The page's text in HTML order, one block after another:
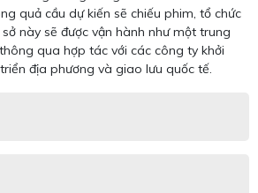
quả cầu dự kiến sẽ chiếu phim, tổ chức
này sẽ được vận hành như một trung
qua hợp tác với các công ty khởi
địa phương và giao lưu quốc tế.